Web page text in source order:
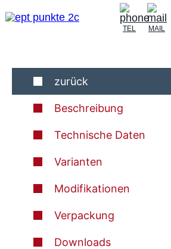
TEL MAIL
zurück
Beschreibung
Technische Daten
Varianten
Modifikationen
Verpackung
Downloads